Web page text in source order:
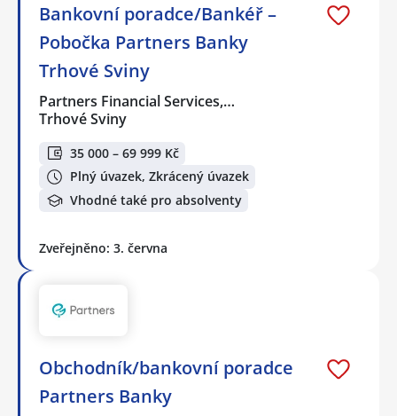
Bankovní poradce/Bankéř –
Pobočka Partners Banky
Trhové Sviny
Partners Financial Services,…
Trhové Sviny
35 000 – 69 999 Kč
Plný úvazek, Zkrácený úvazek
Vhodné také pro absolventy
Zveřejněno: 3. června
Obchodník/bankovní poradce
Partners Banky